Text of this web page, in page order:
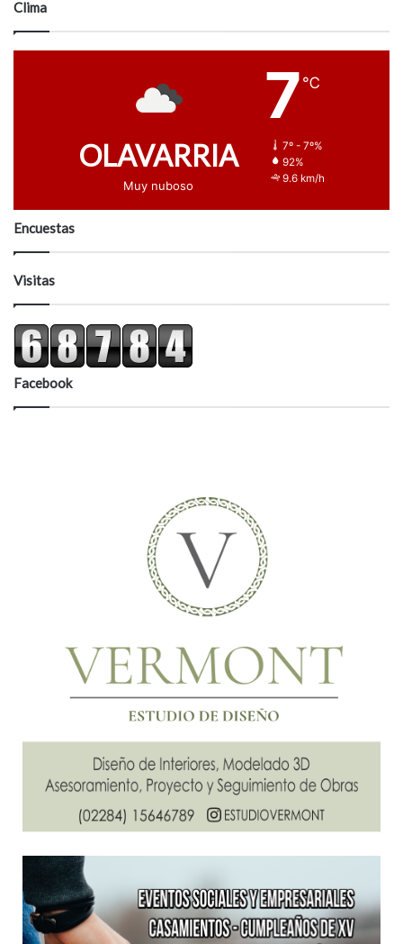
Clima
OLAVARRIA
Muy nuboso
7 ℃
7º - 7º%
92%
9.6 km/h
Encuestas
Visitas
Facebook